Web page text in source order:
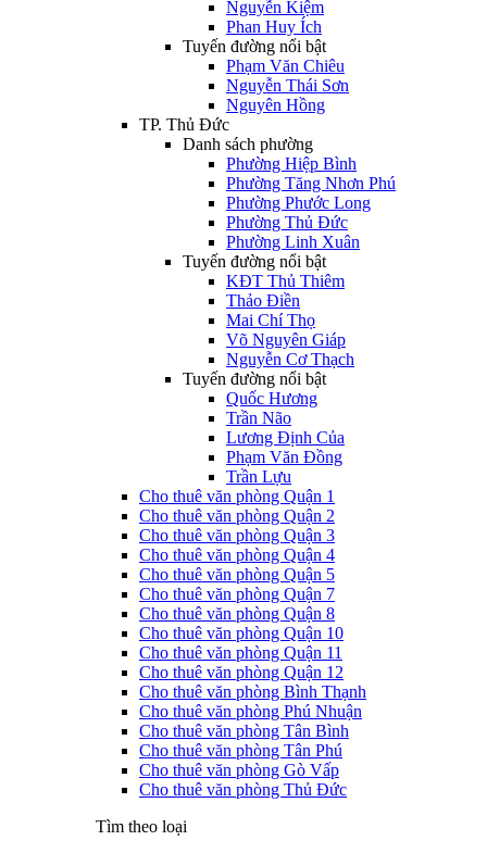
Nguyễn Kiệm
Phan Huy Ích
Tuyến đường nổi bật
Phạm Văn Chiêu
Nguyễn Thái Sơn
Nguyên Hồng
TP. Thủ Đức
Danh sách phường
Phường Hiệp Bình
Phường Tăng Nhơn Phú
Phường Phước Long
Phường Thủ Đức
Phường Linh Xuân
Tuyến đường nổi bật
KĐT Thủ Thiêm
Thảo Điền
Mai Chí Thọ
Võ Nguyên Giáp
Nguyễn Cơ Thạch
Tuyến đường nổi bật
Quốc Hương
Trần Não
Lương Định Của
Phạm Văn Đồng
Trần Lựu
Cho thuê văn phòng Quận 1
Cho thuê văn phòng Quận 2
Cho thuê văn phòng Quận 3
Cho thuê văn phòng Quận 4
Cho thuê văn phòng Quận 5
Cho thuê văn phòng Quận 7
Cho thuê văn phòng Quận 8
Cho thuê văn phòng Quận 10
Cho thuê văn phòng Quận 11
Cho thuê văn phòng Quận 12
Cho thuê văn phòng Bình Thạnh
Cho thuê văn phòng Phú Nhuận
Cho thuê văn phòng Tân Bình
Cho thuê văn phòng Tân Phú
Cho thuê văn phòng Gò Vấp
Cho thuê văn phòng Thủ Đức
Tìm theo loại